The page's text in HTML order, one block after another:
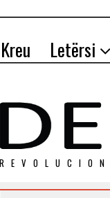
Kreu Letërsi